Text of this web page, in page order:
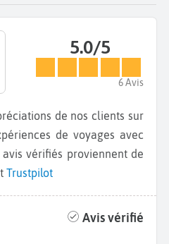
5.0/5
6 Avis
de voyages avec
avis vérifiés proviennent de
Trustpilot
Avis vérifié